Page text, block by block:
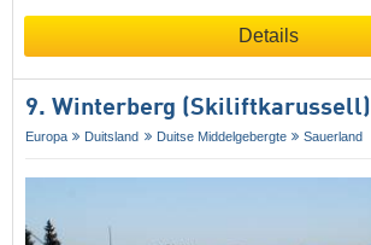
Details
9. Winterberg (Skiliftkarussell)
Europa Duitsland Duitse Middelgebergte Sauerland